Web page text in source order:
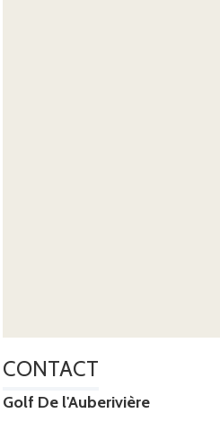
CONTACT
Golf De l'Auberivière